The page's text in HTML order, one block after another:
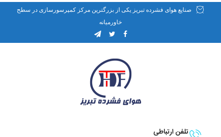
صنایع هوای فشرده تبریز یکی از بزرگترین مرکز کمپرسورسازی در سطح
خاورمیانه
تلفن ارتباطی